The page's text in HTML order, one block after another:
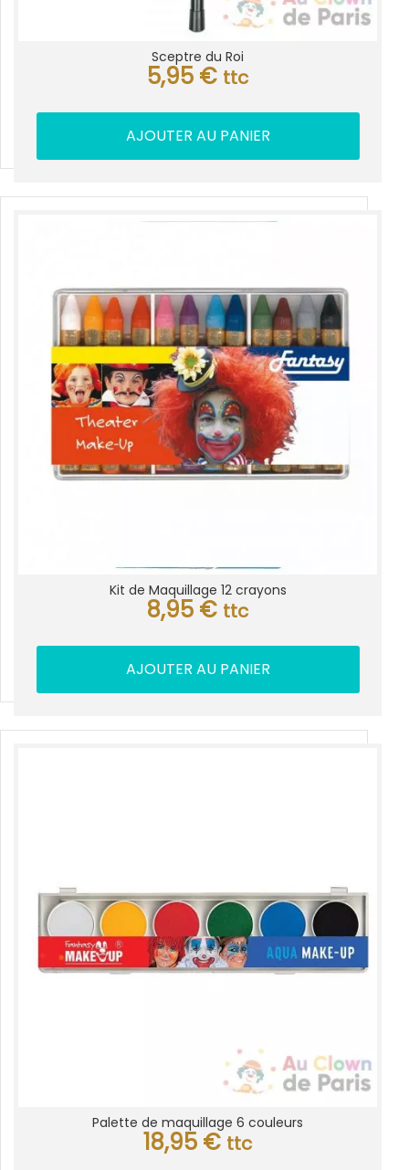
Sceptre du Roi
5,95 € ttc
AJOUTER AU PANIER
Kit de Maquillage 12 crayons
8,95 € ttc
AJOUTER AU PANIER
Palette de maquillage 6 couleurs
18,95 € ttc